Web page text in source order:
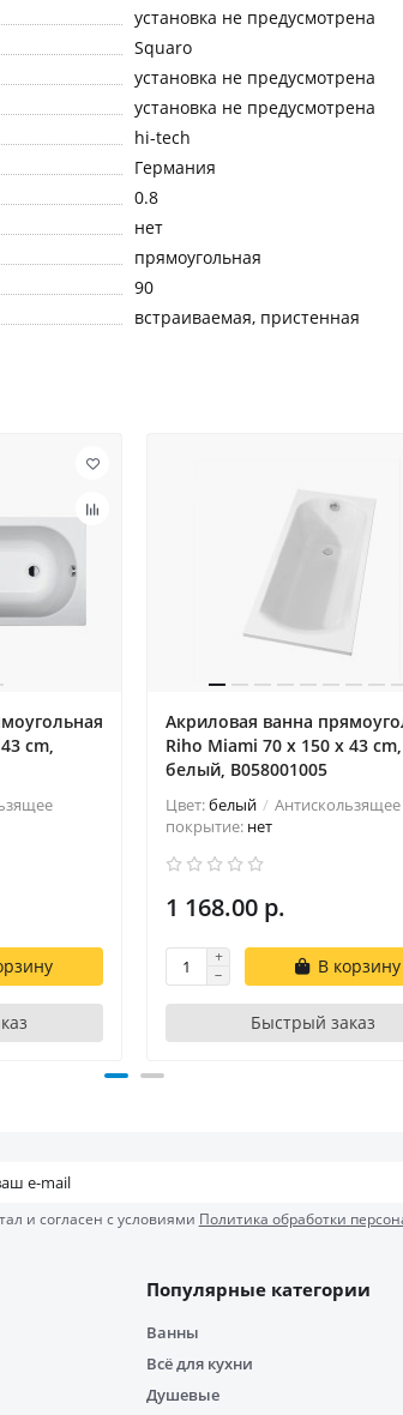
установка не предусмотрена
Squaro
установка не предусмотрена
установка не предусмотрена
hi-tech
Германия
0.8
нет
прямоугольная
90
встраиваемая, пристенная
cm,
Акриловая ванна
Riho Miami 70 x 150 x 43 cm,
белый, B058001005
Цвет:белый
Антискользящее
покрытие: нет
1 168.00 р.
В корзину
Быстрый заказ
и согласен с условиями Политика обработки
Популярные категории
Ванны
Всё для кухни
Душевые